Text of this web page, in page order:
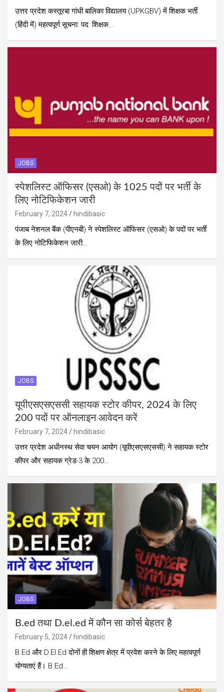
उत्तर प्रदेश कस्तूरबा गांधी बालिका विद्यालय (UPKGBV) में शिक्षक भर्ती
(हिंदी में) महत्वपूर्ण सूचना: पद: शिक्षक…
JOBS
स्पेशलिस्ट ऑफिसर (एसओ) के 1025 पदों पर भर्ती के
लिए नोटिफिकेशन जारी
February 7, 2024 hindibasic
पंजाब नेशनल बैंक (पीएनबी) ने स्पेशलिस्ट ऑफिसर (एसओ) के पदों पर भर्ती
के लिए नोटिफिकेशन जारी…
JOBS
यूपीएसएसएससी सहायक स्टोर कीपर, 2024 के लिए
200 पदों पर ऑनलाइन आवेदन करें
February 7, 2024 hindibasic
उत्तर प्रदेश अधीनस्थ सेवा चयन आयोग (यूपीएसएसएससी) ने सहायक स्टोर
कीपर और सहायक ग्रेड-3 के 200…
JOBS
B.ed तथा D.el.ed में कौन सा कोर्स बेहतर है
February 5, 2024 hindibasic
B.Ed और D.El.Ed दोनों ही शिक्षण क्षेत्र में प्रवेश करने के लिए महत्वपूर्ण
योग्यताएं हैं। B.Ed…